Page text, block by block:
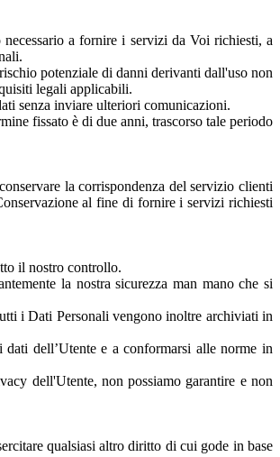
a fornire i servizi da Voi richiesti, a
potenziale di danni derivanti dall'uso non
legali applicabili.
senza inviare ulteriori comunicazioni.
fissato è di due anni, trascorso tale periodo
la corrispondenza del servizio clienti
al fine di fornire i servizi richiesti
il nostro controllo.
la nostra sicurezza man mano che si
i Dati Personali vengono inoltre archiviati in
dell’Utente e a conformarsi alle norme in
dell'Utente, non possiamo garantire e non
qualsiasi altro diritto di cui gode in base